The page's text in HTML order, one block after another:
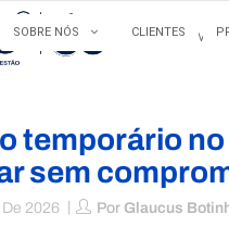
HOME
SOBRE NÓS CLIENTES
temporário
sem
De 2026 Por Glaucus